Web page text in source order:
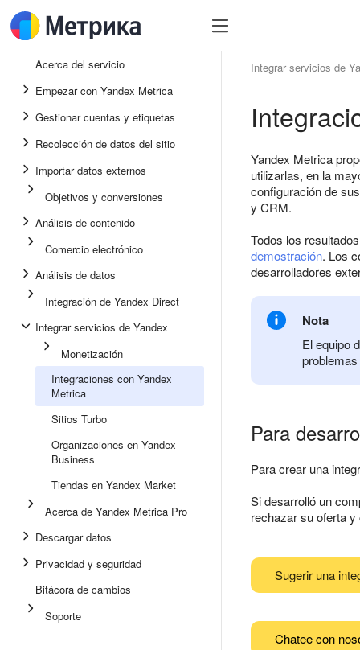
Acerca del servicio
Empezar con Yandex Metrica
Gestionar cuentas y etiquetas
Recolección de datos del sitio
Importar datos externos
Objetivos y conversiones
Análisis de contenido
Comercio electrónico
Análisis de datos
Integración de Yandex Direct
Integrar servicios de Yandex
Monetización
Integraciones con Yandex
Metrica
Sitios Turbo
Organizaciones en Yandex
Business
Tiendas en Yandex Market
Acerca de Yandex Metrica Pro
Descargar datos
Privacidad y seguridad
Bitácora de cambios
Soporte
Integrar servicios de
Yandex Metrica
utilizarlas, en la
configuración de
y CRM.
Todos los
demostración. Los
desarrolladores
Nota
El equipo
Para
Para crear una
Si desarrolló un
rechazar su oferta
Sugerir una
Chatee con